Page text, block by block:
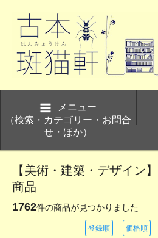
メニュー
（検索・カテゴリー・お問合
せ・ほか）
【美術・建築・デザイン
商品
1762件の商品が見つかりました
登録順 価格順